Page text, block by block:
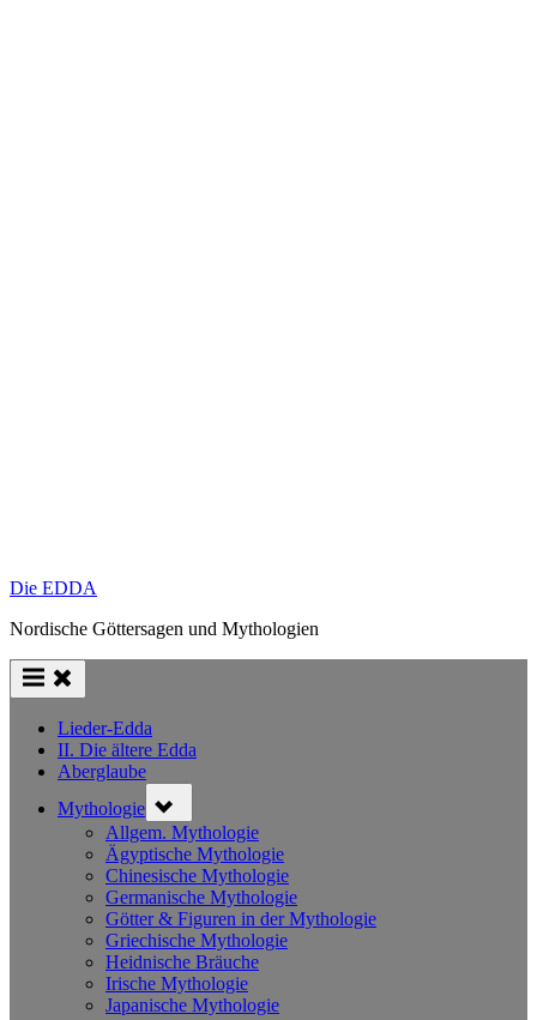
Die EDDA
Nordische Göttersagen und Mythologien
Lieder-Edda
II. Die ältere Edda
Aberglaube
Mythologie sub-
menu
Allgem. Mythologie
Ägyptische Mythologie
Chinesische Mythologie
Germanische Mythologie
Götter & Figuren in der Mythologie
Griechische Mythologie
Heidnische Bräuche
Irische Mythologie
Japanische Mythologie